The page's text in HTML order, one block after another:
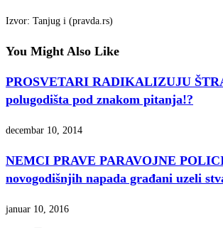
Izvor: Tanjug i (pravda.rs)
You Might Also Like
PROSVETARI RADIKALIZUJU
polugodišta pod znakom pitanja!?
decembar 10, 2014
NEMCI PRAVE PARAVOJNE
novogodišnjih napada građani uzeli
januar 10, 2016